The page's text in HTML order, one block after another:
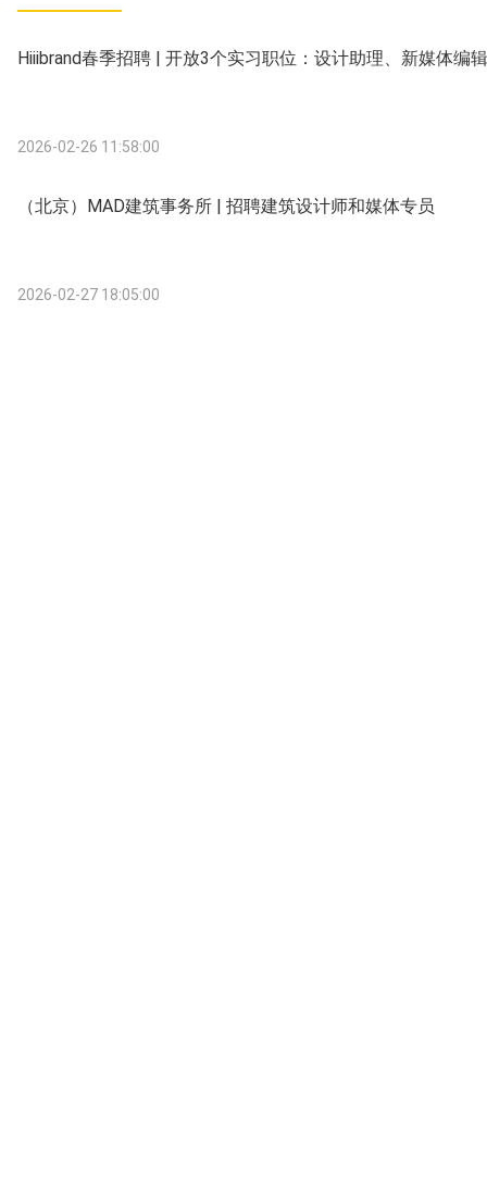
Hiiibrand春季招聘 | 开放3个实习职位：设计助理、新媒体编
2026-02-26 11:58:00
（北京）MAD建筑事务所 | 招聘建筑设计师和媒体专员
2026-02-27 18:05:00